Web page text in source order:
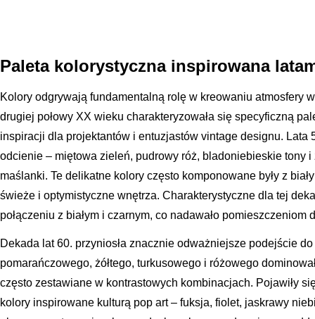
Paleta kolorystyczna inspirowana
Kolory odgrywają fundamentalną rolę w kreowaniu atmosfery
drugiej połowy XX wieku charakteryzowała się specyficzną
inspiracji dla projektantów i entuzjastów vintage designu. Lata
odcienie – miętowa zieleń, pudrowy róż, bladoniebieskie tony i
maślanki. Te delikatne kolory często komponowane były z
świeże i optymistyczne wnętrza. Charakterystyczne dla tej
połączeniu z białym i czarnym, co nadawało
Dekada lat 60. przyniosła znacznie odważniejsze podejście
pomarańczowego, żółtego, turkusowego i różowego
często zestawiane w kontrastowych kombinacjach. Pojawiły
kolory inspirowane kulturą pop art – fuksja, fiolet, jaskrawy